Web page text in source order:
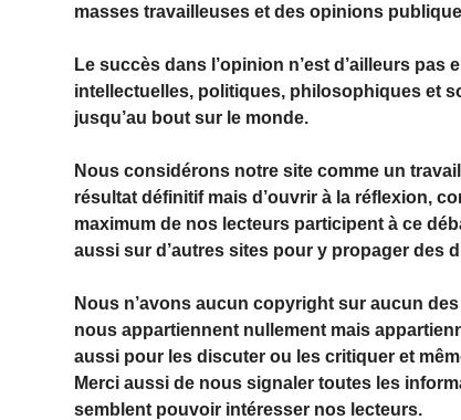
masses travailleuses et des opinions
Le succès dans l’opinion n’est d’ailleurs
intellectuelles, politiques, philosophiques et
jusqu’au bout sur le monde.
Nous considérons notre site comme un
résultat définitif mais d’ouvrir à la réflexion,
maximum de nos lecteurs participent à ce
aussi sur d’autres sites pour y propager des
Nous n’avons aucun copyright sur aucun
nous appartiennent nullement mais
aussi pour les discuter ou les critiquer et
Merci aussi de nous signaler toutes les
semblent pouvoir intéresser nos lecteurs.